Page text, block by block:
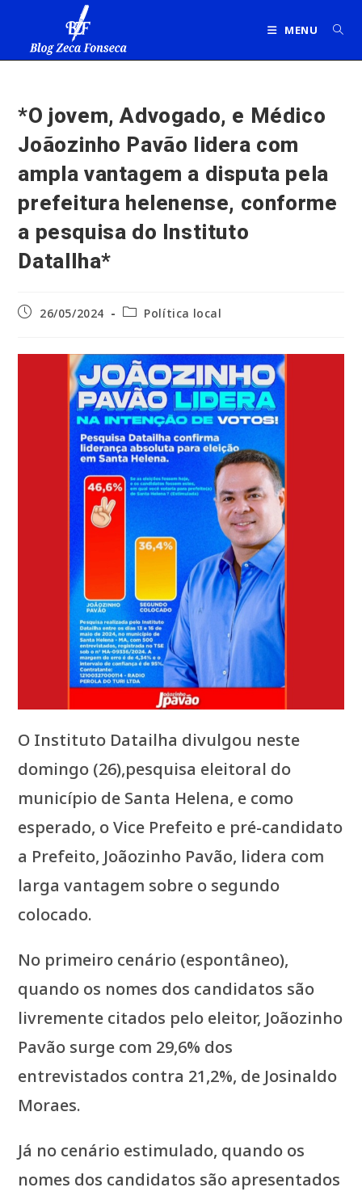
MENU
*O jovem, Advogado, e Médico
Joãozinho Pavão lidera com
ampla vantagem a disputa pela
prefeitura helenense, conforme
a pesquisa do Instituto
DataIlha*
Post26/05/2024
Categoria
Política local
O Instituto Datailha divulgou neste
domingo (26),pesquisa eleitoral do
município de Santa Helena, e como
esperado, o Vice Prefeito e pré-candidato
a Prefeito, Joãozinho Pavão, lidera com
larga vantagem sobre o segundo
colocado.
No primeiro cenário (espontâneo),
quando os nomes dos candidatos são
livremente citados pelo eleitor, Joãozinho
Pavão surge com 29,6% dos
entrevistados contra 21,2%, de Josinaldo
Moraes.
Já no cenário estimulado, quando os
nomes dos candidatos são apresentados